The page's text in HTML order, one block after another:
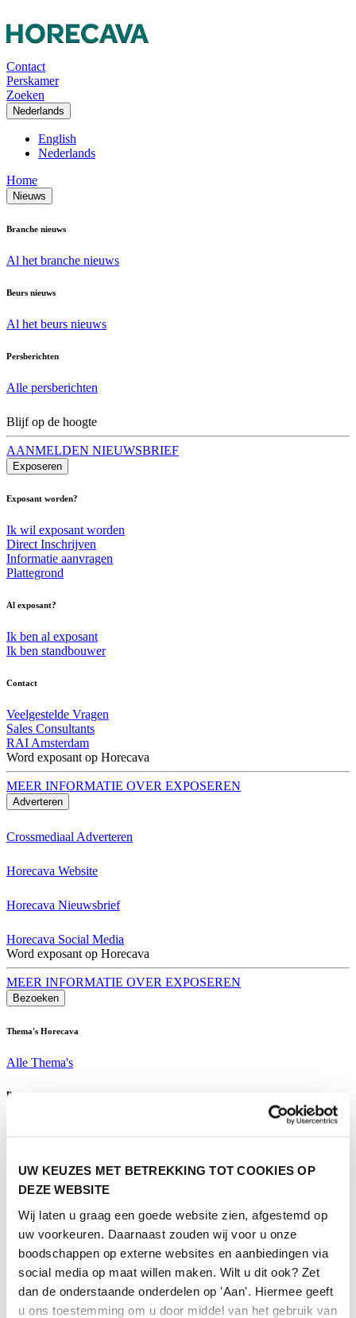
UW KEUZES MET BETREKKING TOT COOKIES OP
DEZE WEBSITE
Wij laten u graag een goede website zien, afgestemd op
uw voorkeuren. Daarnaast zouden wij voor u onze
boodschappen op externe websites en aanbiedingen via
social media op maat willen maken. Wilt u dit ook? Zet
dan de onderstaande onderdelen op 'Aan'. Hiermee geeft
u ons toestemming om u door middel van het gebruik van
Contact
Perskamer
Zoeken
Nederlands
English
Nederlands
Home
Nieuws
Branche nieuws
Al het branche nieuws
Beurs nieuws
Al het beurs nieuws
Persberichten
Alle persberichten
Blijf op de hoogte
AANMELDEN NIEUWSBRIEF
Exposeren
Exposant worden?
Ik wil exposant worden
Direct Inschrijven
Informatie aanvragen
Plattegrond
Al exposant?
Ik ben al exposant
Ik ben standbouwer
Contact
Veelgestelde Vragen
Sales Consultants
RAI Amsterdam
Word exposant op Horecava
MEER INFORMATIE OVER EXPOSEREN
Adverteren
Crossmediaal Adverteren
Horecava Website
Horecava Nieuwsbrief
Horecava Social Media
Word exposant op Horecava
MEER INFORMATIE OVER EXPOSEREN
Bezoeken
Thema's Horecava
Alle Thema's
Programma
Activiteiten
Plattegrond
Programma
Bezoekersinformatie
Tickets
Bezoekersinformatie
Bereikbaarheid Horecava
Veelgestelde Vragen
Ticket kopen voor Horecava